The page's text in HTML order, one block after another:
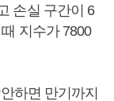
손실 구간이 6
지수가 7800
하면 만기까지